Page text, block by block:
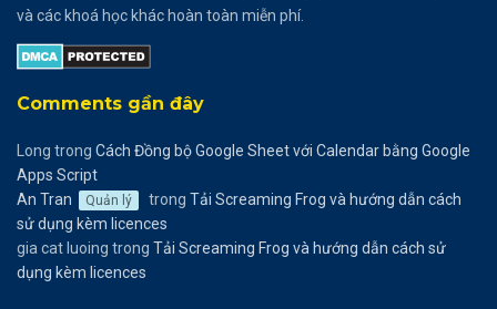
và các khoá học khác hoàn toàn miễn phí.
Comments gần đây
Long trong Cách Đồng bộ Google Sheet với Calendar bằng Google
Apps Script
An Tran
Quản lý trong Tải Screaming Frog và hướng dẫn cách
sử dụng kèm licences
gia cat luoing trong Tải Screaming Frog và hướng dẫn cách sử
dụng kèm licences